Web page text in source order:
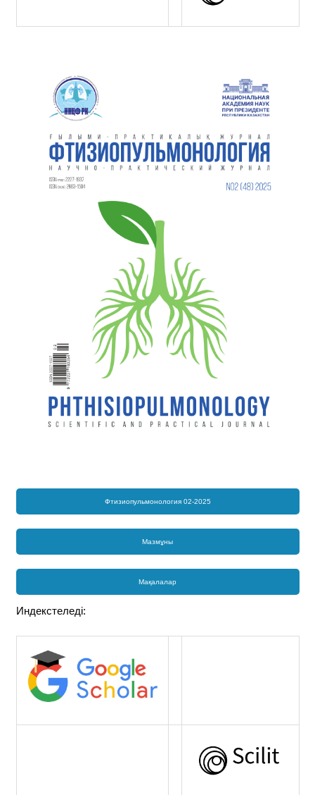
Фтизиопульмонология 02-2025
Мазмұны
Мақалалар
Индекстеледі: